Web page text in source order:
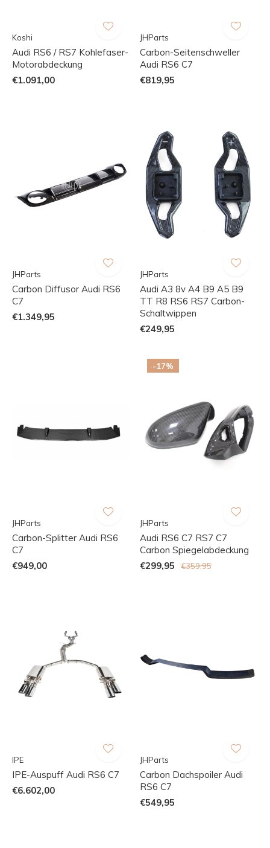
Koshi
Audi RS6 / RS7 Kohlefaser-
Motorabdeckung
€1.091,00
JHParts
Carbon-Seitenschweller
Audi RS6 C7
€819,95
JHParts
Carbon Diffusor Audi RS6
C7
€1.349,95
JHParts
Audi A3 8v A4 B9 A5 B9
TT R8 RS6 RS7 Carbon-
Schaltwippen
€249,95
JHParts
Carbon-Splitter Audi RS6
C7
€949,00
-17%
JHParts
Audi RS6 C7 RS7 C7
Carbon Spiegelabdeckung
€299,95
€359,95
IPE
IPE-Auspuff Audi RS6 C7
€6.602,00
JHParts
Carbon Dachspoiler Audi
RS6 C7
€549,95